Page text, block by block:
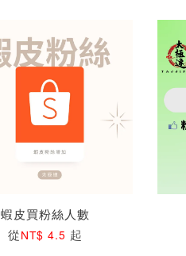
蝦皮買粉絲人數
從NT$ 4.5 起